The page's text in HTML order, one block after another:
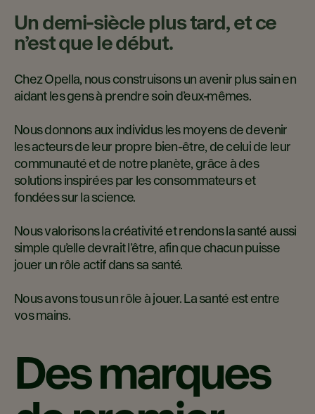
Un demi-siècle plus tard, et ce
n’est que le début.
Chez Opella, nous construisons un avenir plus sain en
aidant les gens à prendre soin d’eux-mêmes.​
Nous donnons aux individus les moyens de devenir
les acteurs de leur propre bien-être, de celui de leur
communauté et de notre planète, grâce à des
solutions inspirées par les consommateurs et
fondées sur la science.​
Nous valorisons la créativité et rendons la santé aussi
simple qu’elle devrait l’être, afin que chacun puisse
jouer un rôle actif dans sa santé.​
Nous avons tous un rôle à jouer. La santé est entre
vos mains.
Des marques